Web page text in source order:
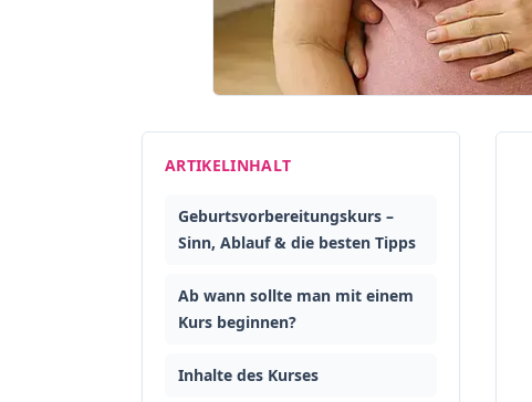
ARTIKELINHALT
Geburtsvorbereitungskurs –
Sinn, Ablauf & die besten Tipps
Ab wann sollte man mit einem
Kurs beginnen?
Inhalte des Kurses